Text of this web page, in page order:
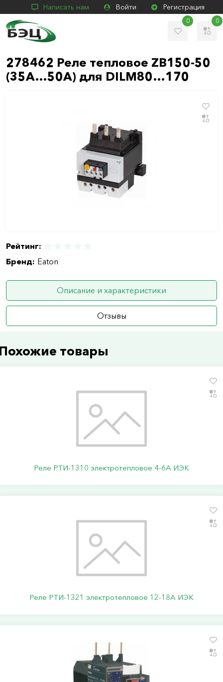
Написать нам Войти Регистрация
0 0
278462 Реле тепловое ZB150-50
(35A…50A) для DILM80…170
Рейтинг:
Бренд: Eaton
Описание и характеристики
Отзывы
товары
Реле РТИ-1310 электротепловое 4-6А ИЭК
Реле РТИ-1321 электротепловое 12-18А ИЭК